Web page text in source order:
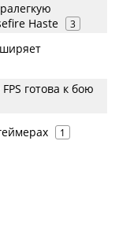
Haste
3
готова к бою
1